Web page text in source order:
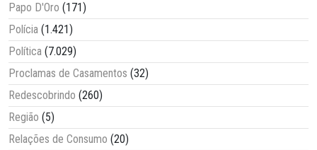
Papo D'Oro (171)
Polícia (1.421)
Política (7.029)
Proclamas de Casamentos (32)
Redescobrindo (260)
Região (5)
Relações de Consumo (20)